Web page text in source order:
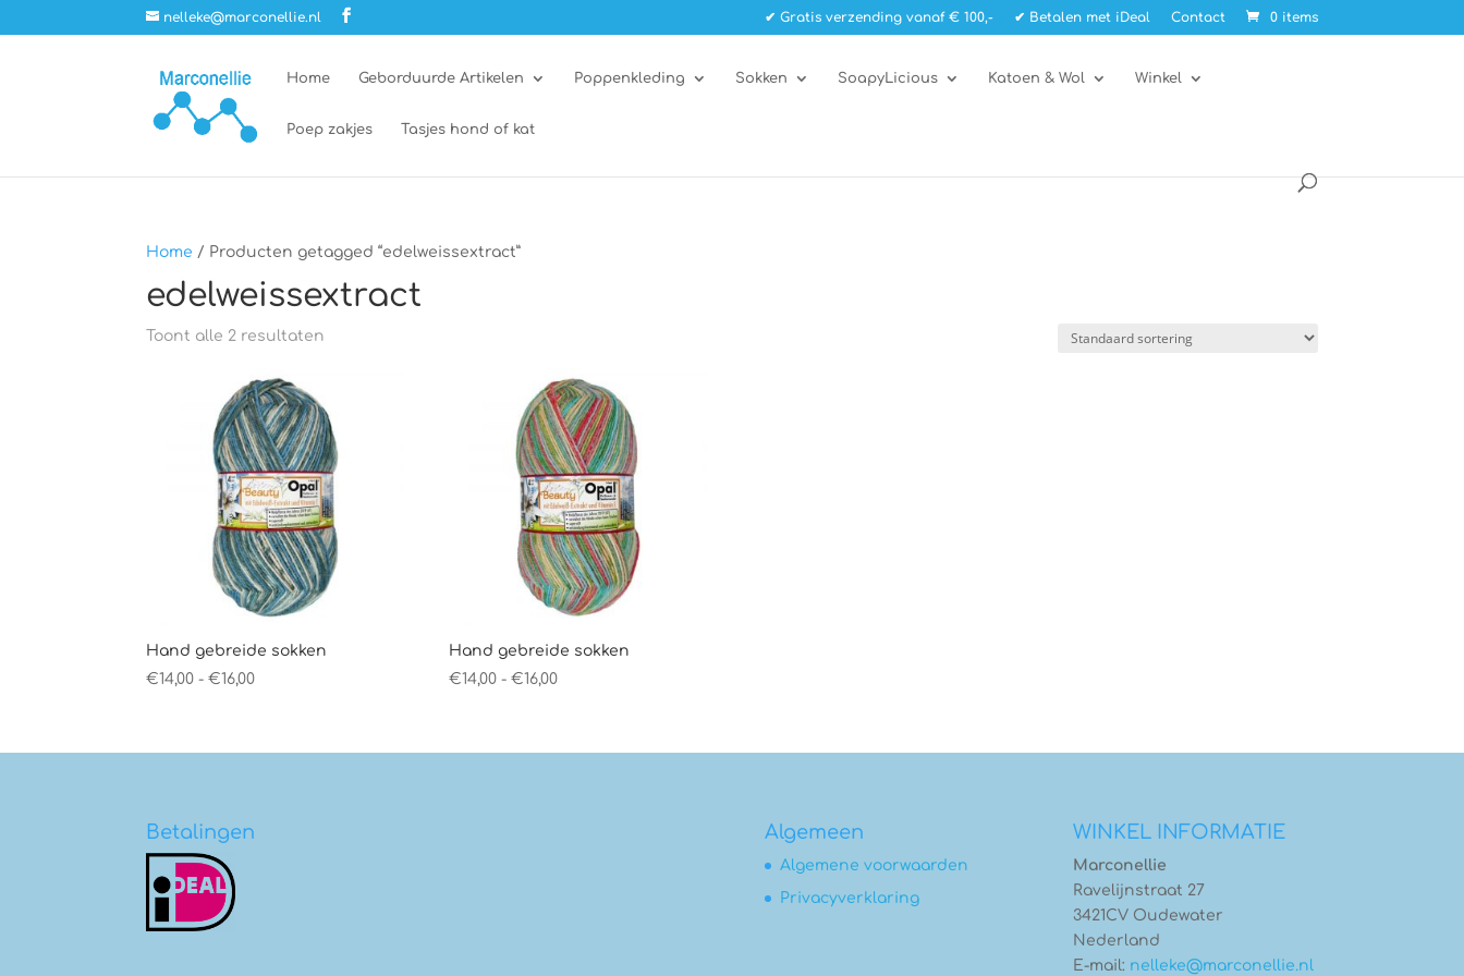
nelleke@marconellie.nl ✔ Gratis verzending vanaf € 100,- ✔ Betalen met iDeal Contact 0 items
Home Geborduurde Artikelen Poppenkleding Sokken SoapyLicious Katoen & Wol Winkel
Poep zakjes Tasjes hond of kat
Home / Producten getagged “edelweissextract”
edelweissextract
Toont alle 2 resultaten
Hand gebreide sokken
€14,00 - €16,00Prijsklasse:
€16,00
Hand gebreide sokken
€14,00 - €16,00Prijsklasse:
€16,00
Betalingen Algemeen
Algemene voorwaarden
Privacyverklaring
WINKEL INFORMATIE
Marconellie
Ravelijnstraat 27
3421CV Oudewater
Nederland
E-mail: nelleke@marconellie.nl